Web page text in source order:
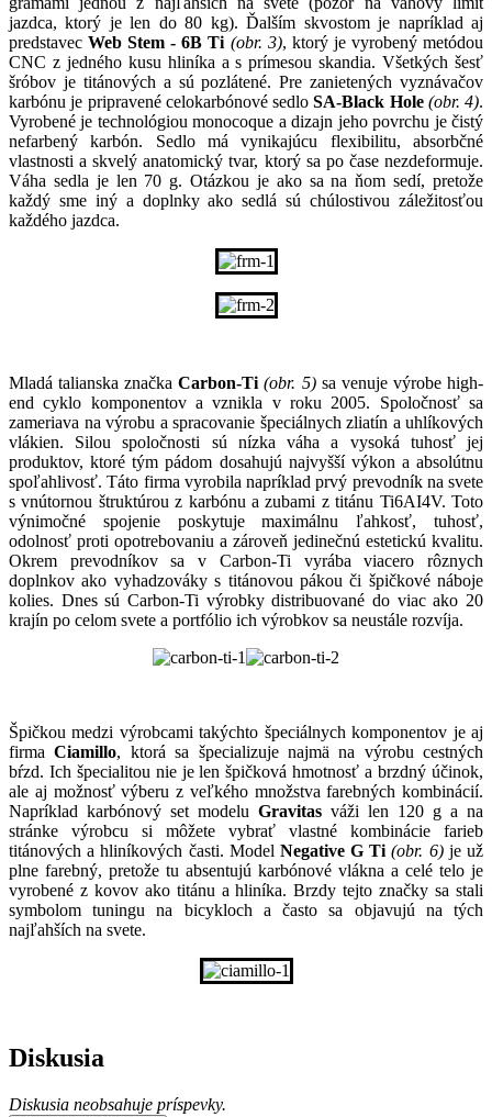
jazdca, ktorý je len do 80 kg). Ďalším skvostom je napríklad aj
predstavecWeb Stem - 6B Ti (obr. 3), ktorý je vyrobený metódou
CNC z jedného kusu hliníka a s prímesou skandia. Všetkých šesť
šróbov je titánových a sú pozlátené. Pre zanietených vyznávačov
karbónu je pripravené celokarbónové sedloSA-Black Hole(obr. 4).
Vyrobené je technológiou monocoque a dizajn jeho povrchu je čistý
nefarbený karbón. Sedlo má vynikajúcu flexibilitu, absorbčné
vlastnosti a skvelý anatomický tvar, ktorý sa po čase nezdeformuje.
Váha sedla je len 70 g. Otázkou je ako sa na ňom sedí, pretože
každý sme iný a doplnky ako sedlá sú chúlostivou záležitosťou
každého jazdca.
Mladá talianska značkaCarbon-Ti (obr. 5)sa venuje výrobe high-
end cyklo komponentov a vznikla v roku 2005. Spoločnosť sa
zameriava na výrobu a spracovanie špeciálnych zliatín a uhlíkových
vlákien. Silou spoločnosti sú nízka váha a vysoká tuhosť jej
produktov, ktoré tým pádom dosahujú najvyšší výkon a absolútnu
spoľahlivosť. Táto firma vyrobila napríklad prvý prevodník na svete
s vnútornou štruktúrou z karbónu a zubami z titánu Ti6AI4V. Toto
výnimočné spojenie poskytuje maximálnu ľahkosť, tuhosť,
odolnosť proti opotrebovaniu a zároveň jedinečnú estetickú kvalitu.
Okrem prevodníkov sa v Carbon-Ti vyrába viacero rôznych
doplnkov ako vyhadzováky s titánovou pákou či špičkové náboje
kolies. Dnes sú Carbon-Ti výrobky distribuované do viac ako 20
krajín po celom svete a portfólio ich výrobkov sa neustále rozvíja.
Špičkou medzi výrobcami takýchto špeciálnych komponentov je aj
firmaCiamillo, ktorá sa špecializuje najmä na výrobu cestných
bŕzd. Ich špecialitou nie je len špičková hmotnosť a brzdný účinok,
ale aj možnosť výberu z veľkého množstva farebných kombinácií.
Napríklad karbónový set modelu Gravitas váži len 120 g a na
stránke výrobcu si môžete vybrať vlastné kombinácie farieb
titánových a hliníkových časti. Model Negative G Ti (obr. 6)je už
plne farebný, pretože tu absentujú karbónové vlákna a celé telo je
vyrobené z kovov ako titánu a hliníka. Brzdy tejto značky sa stali
symbolom tuningu na bicykloch a často sa objavujú na tých
najľahších na svete.
Diskusia
Diskusia neobsahuje príspevky.